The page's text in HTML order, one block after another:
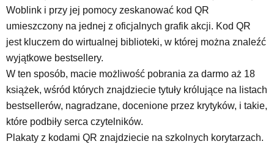
Woblink i przy jej pomocy zeskanować kod QR
umieszczony na jednej z oficjalnych grafik akcji. Kod QR
jest kluczem do wirtualnej biblioteki, w której można znaleźć
wyjątkowe bestsellery.
W ten sposób, macie możliwość pobrania za darmo aż 18
książek, wśród których znajdziecie tytuły królujące na listach
bestsellerów, nagradzane, docenione przez krytyków, i takie,
które podbiły serca czytelników.
Plakaty z kodami QR znajdziecie na szkolnych korytarzach.